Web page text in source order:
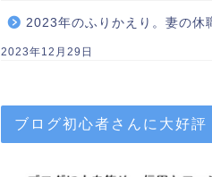
2023年のふりかえり。妻の休
2023年12月29日
ブログ初心者さんに大好評